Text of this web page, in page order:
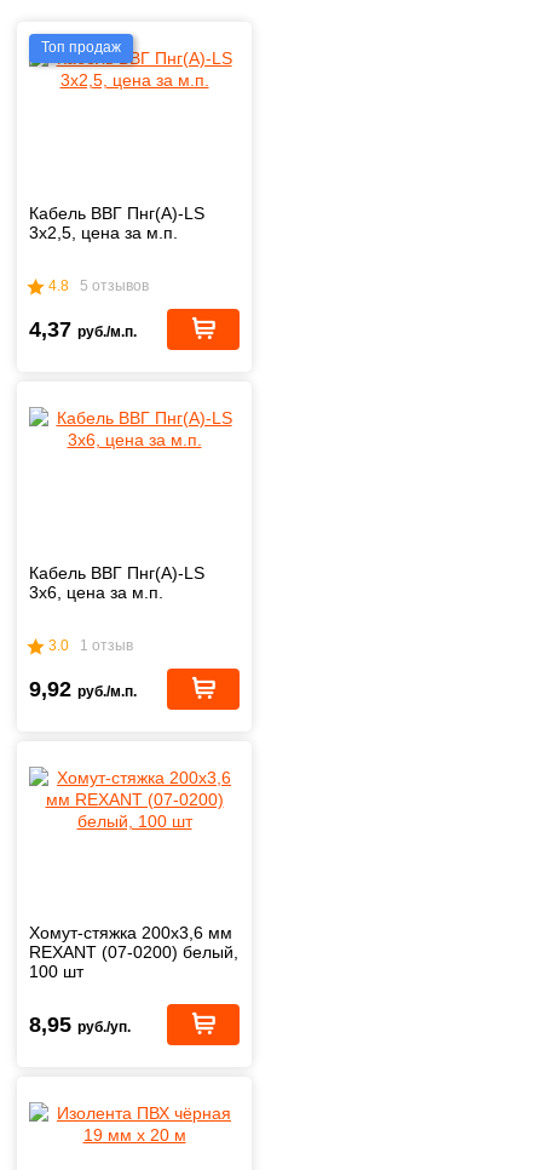
Топ продаж
Кабель ВВГ Пнг(А)-LS
3х2,5, цена за м.п.
4.8 5 отзывов
4,37 руб./м.п.
Кабель ВВГ Пнг(А)-LS
3х6, цена за м.п.
3.0 1 отзыв
9,92 руб./м.п.
Хомут-стяжка 200x3,6 мм
REXANT (07-0200) белый,
100 шт
8,95 руб./уп.